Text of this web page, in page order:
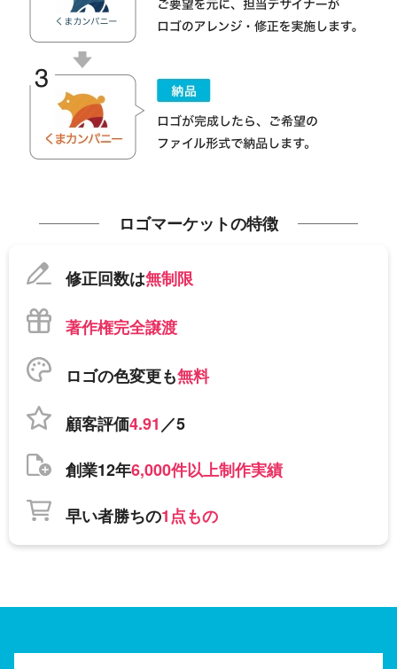
ロゴマーケットの特徴
修正回数は無制限
著作権完全譲渡
ロゴの色変更も無料
顧客評価4.91／5
創業12年6,000件以上制作実績
早い者勝ちの1点もの